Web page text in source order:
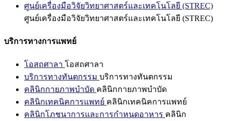
ศูนย์เครื่องมือวิจัยวิทยาศาสตร์และเทคโนโลยี (STREC)
ศูนย์เครื่องมือวิจัยวิทยาศาสตร์และเทคโนโลยี (STREC)
บริการทางการแพทย์
โอสถศาลา โอสถศาลา
บริการทางทันตกรรม บริการทางทันตกรรม
คลินิกกายภาพบำบัด คลินิกกายภาพบำบัด
คลินิกเทคนิคการแพทย์ คลินิกเทคนิคการแพทย์
คลินิกโภชนาการและการกำหนดอาหาร คลินิก